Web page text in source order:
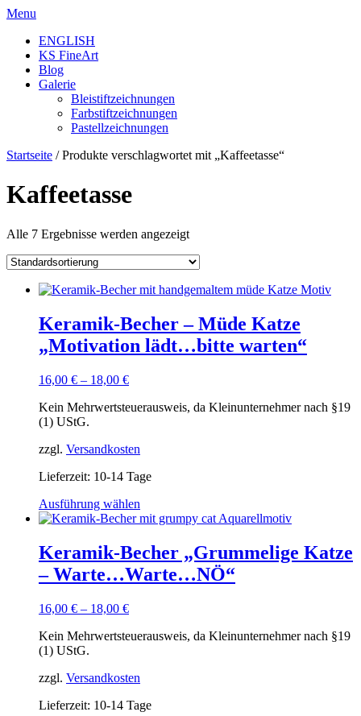
Skip
content
Menu
ENGLISH
KS FineArt
Blog
Galerie
Bleistiftzeichnungen
Farbstiftzeichnungen
Pastellzeichnungen
Startseite / Produkte verschlagwortet mit „Kaffeetasse“
Kaffeetasse
Alle 7 Ergebnisse werden angezeigt
Keramik-Becher – Müde Katze
„Motivation lädt…bitte warten“
16,00 € – 18,00 €
Kein Mehrwertsteuerausweis, da Kleinunternehmer nach §19
(1) UStG.
zzgl. Versandkosten
Lieferzeit: 10-14 Tage
Ausführung wählen
Produkt
mehrere
Varianten
auf.
auf
Keramik-Becher „Grummelige Katze
– Warte…Warte…NÖ“
16,00 € – 18,00 €
Kein Mehrwertsteuerausweis, da Kleinunternehmer nach §19
(1) UStG.
zzgl. Versandkosten
Lieferzeit: 10-14 Tage